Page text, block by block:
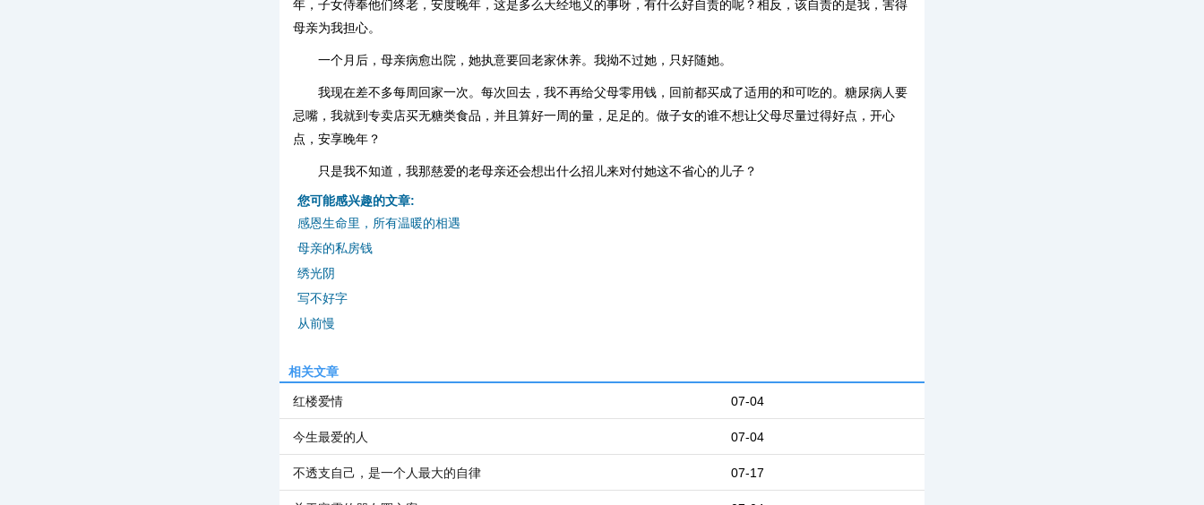
年，子女侍奉他们终老，安度晚年，这是多么天经地义的事呀，有什么好自责的呢？相反，该自责的是我，害得
母亲为我担心。
一个月后，母亲病愈出院，她执意要回老家休养。我拗不过她，只好随她。
我现在差不多每周回家一次。每次回去，我不再给父母零用钱，回前都买成了适用的和可吃的。糖尿病人要
忌嘴，我就到专卖店买无糖类食品，并且算好一周的量，足足的。做子女的谁不想让父母尽量过得好点，开心
点，安享晚年？
只是我不知道，我那慈爱的老母亲还会想出什么招儿来对付她这不省心的儿子？
您可能感兴趣的文章:
感恩生命里，所有温暖的相遇
母亲的私房钱
绣光阴
写不好字
从前慢
相关文章
07-04
红楼爱情
07-04
今生最爱的人
07-17
不透支自己，是一个人最大的自律